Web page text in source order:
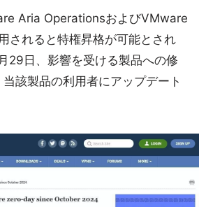
Aria OperationsおよびVMware
されると特権昇格が可能とされ
29日、影響を受ける製品への修
該製品の利用者にアップデート